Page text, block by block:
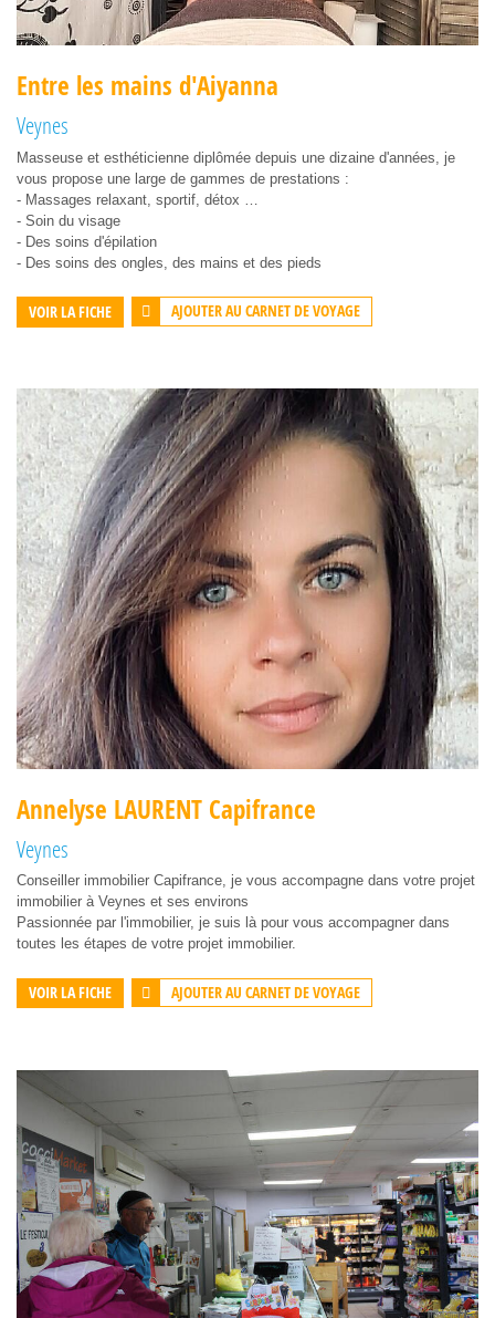
Entre les mains d'Aiyanna
Veynes
Masseuse et esthéticienne diplômée depuis une dizaine d'années, je
vous propose une large de gammes de prestations :
- Massages relaxant, sportif, détox …
- Soin du visage
- Des soins d'épilation
- Des soins des ongles, des mains et des pieds
VOIR LA FICHE AJOUTER AU CARNET DE VOYAGE
Annelyse LAURENT Capifrance
Veynes
Conseiller immobilier Capifrance, je vous accompagne dans votre projet
immobilier à Veynes et ses environs
Passionnée par l'immobilier, je suis là pour vous accompagner dans
toutes les étapes de votre projet immobilier.
VOIR LA FICHE AJOUTER AU CARNET DE VOYAGE